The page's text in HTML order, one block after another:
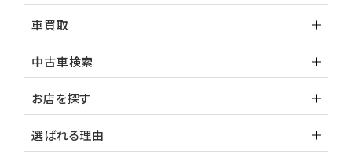
車買取
中古車検索
お店を探す
選ばれる理由